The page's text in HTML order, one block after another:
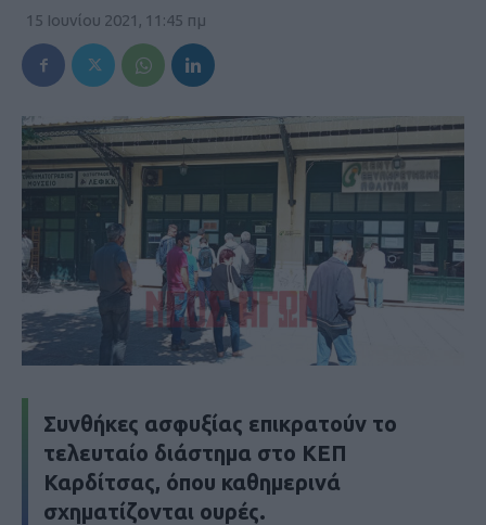
15 Ιουνίου 2021, 11:45 πμ
Συνθήκες ασφυξίας επικρατούν το
τελευταίο διάστημα στο ΚΕΠ
Καρδίτσας, όπου καθημερινά
σχηματίζονται ουρές.